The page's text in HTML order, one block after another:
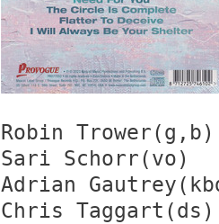
Robin Trower(g,b)
Sari Schorr(vo)
Adrian
Chris Taggart(ds)